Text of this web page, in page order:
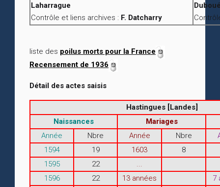
Laharrague
Contrôle et liens archives : F. Datcharry
liste des poilus morts pour la France
Recensement de 1936
Détail des actes saisis
Hastingues [Landes]
Naissances
Mariages
Année
Nbre Année Nbre
1594
19 1603
8
1595
22
1596
22 13 années
7